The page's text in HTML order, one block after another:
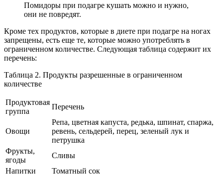
Помидоры при подагре кушать можно и нужно,
они не повредят.
Кроме тех продуктов, которые в диете при подагре на ногах
запрещены, есть еще те, которые можно употреблять в
ограниченном количестве. Следующая таблица содержит их
перечень:
Таблица 2. Продукты разрешенные в ограниченном
количестве
Продуктовая
группа
Перечень
Овощи
Репа, цветная капуста, редька, шпинат, спаржа,
ревень, сельдерей, перец, зеленый лук и
петрушка
Фрукты,
ягоды
Сливы
Напитки
Томатный сок